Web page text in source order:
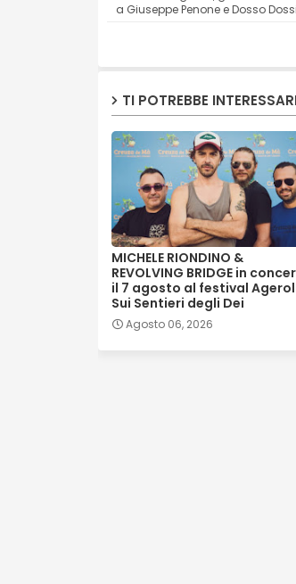
a Giuseppe Penone e Dosso Dossi
TI POTREBBE
MICHELE RIONDINO &
REVOLVING BRIDGE in
il 7 agosto al festival
Sui Sentieri degli Dei
Agosto 06, 2026